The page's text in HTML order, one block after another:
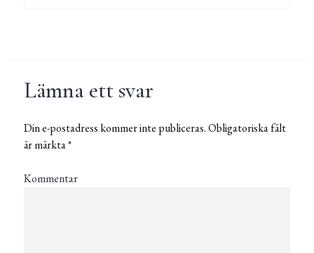
Lämna ett svar
Din e-postadress kommer inte publiceras.Obligatoriska fält
är märkta*
Kommentar